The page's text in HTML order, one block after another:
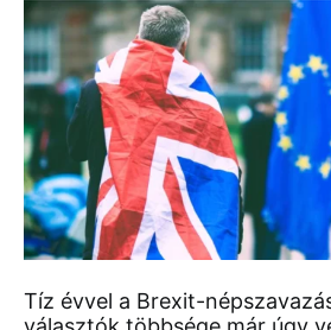
Tíz évvel a Brexit-